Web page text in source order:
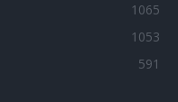
1065
1053
591